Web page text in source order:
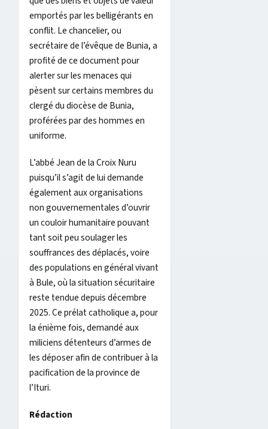
emportés par les belligérants en
conflit. Le chancelier, ou
secrétaire de l’évêque de Bunia, a
profité de ce document pour
alerter sur les menaces qui
pèsent sur certains membres du
clergé du diocèse de Bunia,
proférées par des hommes en
uniforme.
L’abbé Jean de la Croix Nuru
puisqu’il s’agit de lui demande
également aux organisations
non gouvernementales d’ouvrir
un couloir humanitaire pouvant
tant soit peu soulager les
souffrances des déplacés, voire
des populations en général vivant
à Bule, où la situation sécuritaire
reste tendue depuis décembre
2025. Ce prélat catholique a, pour
la énième fois, demandé aux
miliciens détenteurs d’armes de
les déposer afin de contribuer à la
pacification de la province de
l’Ituri.
Rédaction